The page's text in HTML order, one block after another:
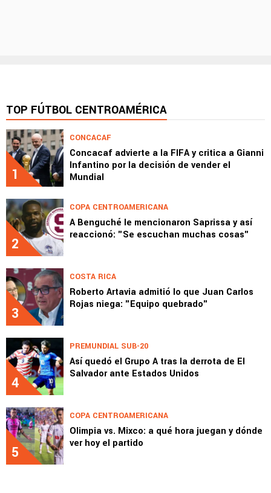
TOP FÚTBOL CENTROAMÉRICA
1
CONCACAF
Concacaf advierte a la FIFA y critica a Gianni
Infantino por la decisión de vender el
Mundial
2
COPA CENTROAMERICANA
A Benguché le mencionaron Saprissa y así
reaccionó: "Se escuchan muchas cosas"
3
COSTA RICA
Roberto Artavia admitió lo que Juan Carlos
Rojas niega: "Equipo quebrado"
4
PREMUNDIAL SUB-20
Así quedó el Grupo A tras la derrota de El
Salvador ante Estados Unidos
5
COPA CENTROAMERICANA
Olimpia vs. Mixco: a qué hora juegan y dónde
ver hoy el partido